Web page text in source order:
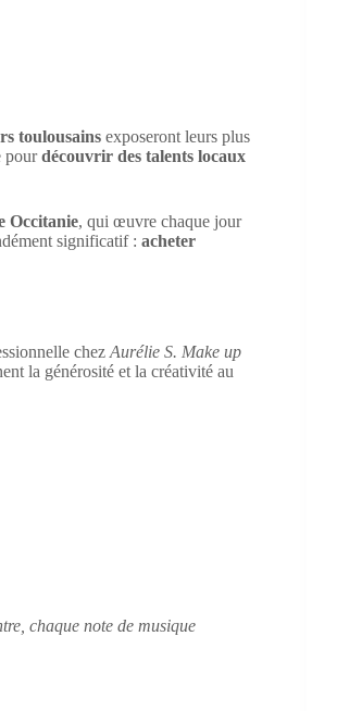
toulousains exposeront leurs plus
pourdécouvrir des talents locaux
Occitanie, qui œuvre chaque jour
significatif : acheter
chez Aurélie S. Make up
la générosité et la créativité au
chaque note de musique